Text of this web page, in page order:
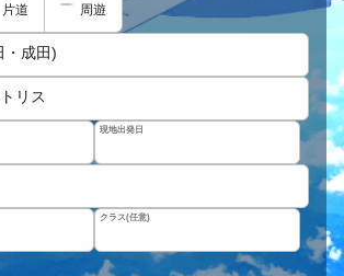
片道 周遊
・成田)
リス
現地出発日
クラス(任意)